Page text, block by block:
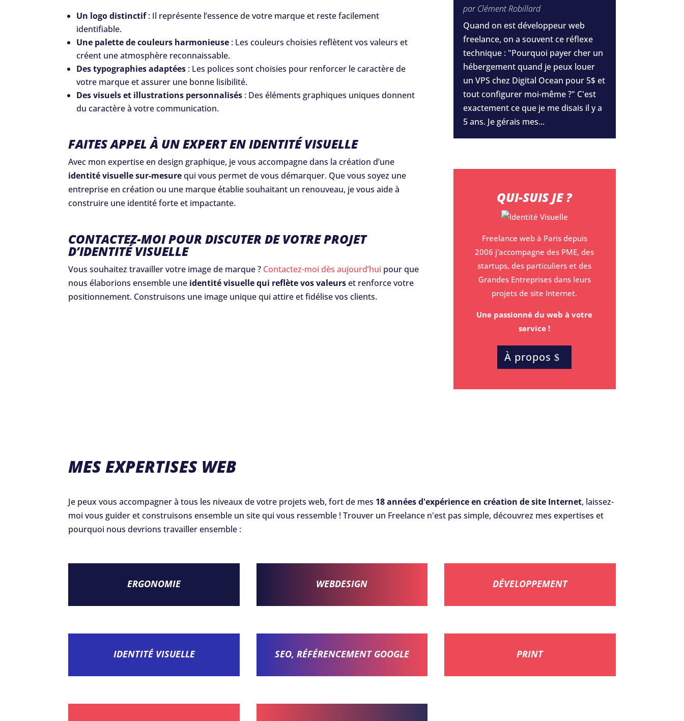
Un logo distinctif: Il représente l’essence de votre marque et reste facilement
identifiable.
Une palette de couleurs harmonieuse : Les couleurs choisies reflètent vos valeurs et
créent une atmosphère reconnaissable.
Des typographies adaptées : Les polices sont choisies pour renforcer le caractère de
votre marque et assurer une bonne lisibilité.
Des visuels et illustrations personnalisés : Des éléments graphiques uniques donnent
du caractère à votre communication.
FAITES APPEL À UN EXPERT EN IDENTITÉ VISUELLE
Avec mon expertise en design graphique, je vous accompagne dans la création d’une
identité visuelle sur-mesurequi vous permet de vous démarquer. Que vous soyez une
entreprise en création ou une marque établie souhaitant un renouveau, je vous aide à
construire une identité forte et impactante.
CONTACTEZ-MOI POUR DISCUTER DE VOTRE PROJET
D’IDENTITÉ VISUELLE
Vous souhaitez travailler votre image de marque ? Contactez-moi dès aujourd’hui pour que
nous élaborions ensemble une identité visuelle qui reflète vos valeurset renforce votre
positionnement. Construisons une image unique qui attire et fidélise vos clients.
parClément Robillard
Quand on est développeur web
freelance, on a souvent ce réflexe
technique : "Pourquoi payer cher un
hébergement quand je peux louer
un VPS chez Digital Ocean pour 5$ et
tout configurer moi-même ?" C'est
exactement ce que je me disais il y a
5 ans. Je gérais mes...
QUI-SUIS JE ?
Freelance web à Paris depuis
2006 j'accompagne des PME, des
startups, des particuliers et des
Grandes Entreprises dans leurs
projets de site Internet.
Une passionné du web à votre
service !
À propos
MES EXPERTISES WEB
Je peux vous accompagner à tous les niveaux de votre projets web, fort de mes 18 années d'expérience en création de site Internet, laissez-
moi vous guider et construisons ensemble un site qui vous ressemble ! Trouver un Freelance n'est pas simple, découvrez mes expertises et
pourquoi nous devrions travailler ensemble :
ERGONOMIE WEBDESIGN DÉVELOPPEMENT
IDENTITÉ VISUELLE SEO, RÉFÉRENCEMENT GOOGLE PRINT